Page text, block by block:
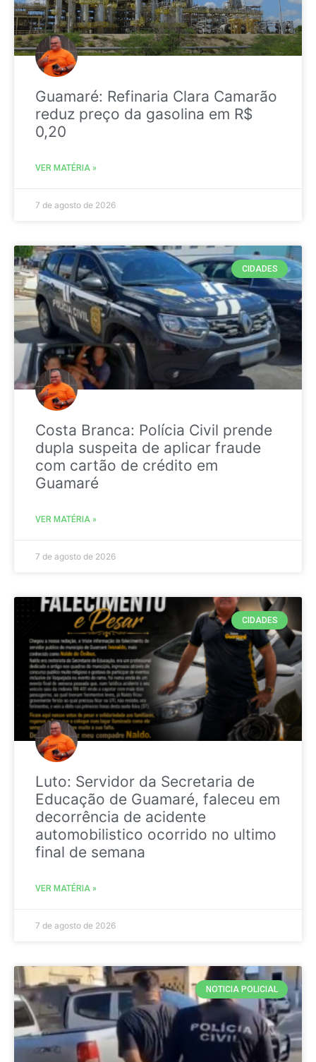
Guamaré: Refinaria Clara Camarão
reduz preço da gasolina em R$
0,20
VER MATÉRIA »
7 de agosto de 2026
CIDADES
Costa Branca: Polícia Civil prende
dupla suspeita de aplicar fraude
com cartão de crédito em
Guamaré
VER MATÉRIA »
7 de agosto de 2026
CIDADES
Luto: Servidor da Secretaria de
Educação de Guamaré, faleceu em
decorrência de acidente
automobilistico ocorrido no ultimo
final de semana
VER MATÉRIA »
7 de agosto de 2026
NOTICIA POLICIAL